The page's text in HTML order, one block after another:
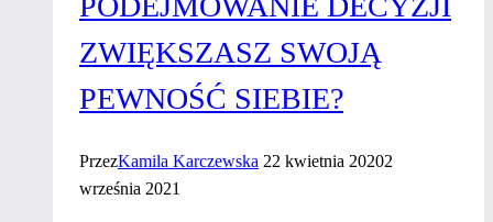
ZWIĘKSZASZ SWOJĄ
PEWNOŚĆ SIEBIE?
PrzezKamila Karczewska 22 kwietnia 20202
września 2021